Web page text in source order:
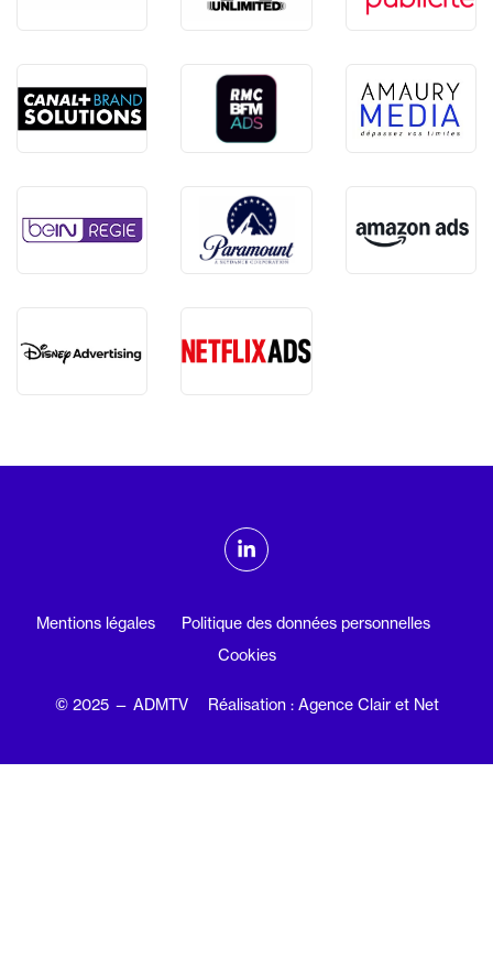
ADMTV sur les réseaux sociaux
Linkedin
Mentions légales
Politique des données personnelles
Cookies
© 2025 — ADMTV Réalisation : Agence Clair et Net